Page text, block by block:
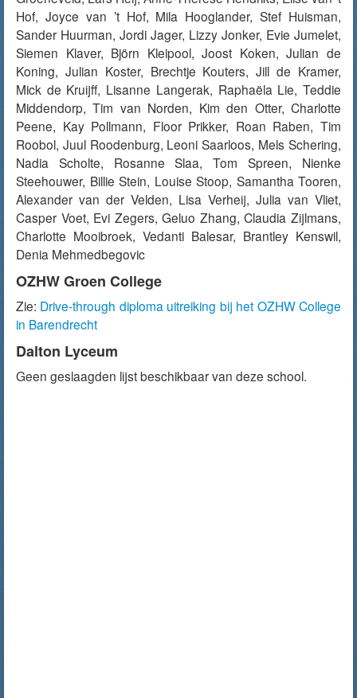
Hof, Joyce van ’t Hof, Mila Hooglander, Stef Huisman,
Sander Huurman, Jordi Jager, Lizzy Jonker, Evie Jumelet,
Siemen Klaver, Björn Kleipool, Joost Koken, Julian de
Koning, Julian Koster, Brechtje Kouters, Jill de Kramer,
Mick de Kruijff, Lisanne Langerak, Raphaëla Lie, Teddie
Middendorp, Tim van Norden, Kim den Otter, Charlotte
Peene, Kay Pollmann, Floor Prikker, Roan Raben, Tim
Roobol, Juul Roodenburg, Leoni Saarloos, Mels Schering,
Nadia Scholte, Rosanne Slaa, Tom Spreen, Nienke
Steehouwer, Billie Stein, Louise Stoop, Samantha Tooren,
Alexander van der Velden, Lisa Verheij, Julia van Vliet,
Casper Voet, Evi Zegers, Geluo Zhang, Claudia Zijlmans,
Charlotte Mooibroek, Vedanti Balesar, Brantley Kenswil,
Denia Mehmedbegovic
OZHW Groen College
Zie: Drive-through diploma uitreiking bij het OZHW College
in Barendrecht
Dalton Lyceum
Geen geslaagden lijst beschikbaar van deze school.